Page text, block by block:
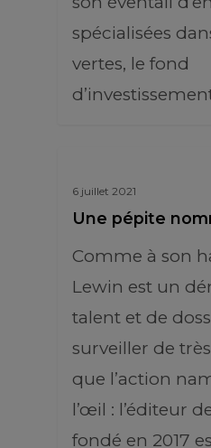
spécialisées
vertes, le fond
6 juillet 2021
Une pépite
Comme à son
Lewin est un
talent et de
surveiller de
que l’action
l’œil : l’éditeur
fondé en 2017